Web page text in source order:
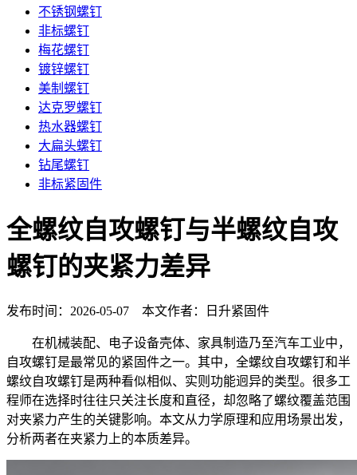
不锈钢螺钉
非标螺钉
梅花螺钉
镀锌螺钉
美制螺钉
达克罗螺钉
热水器螺钉
大扁头螺钉
钻尾螺钉
非标紧固件
全螺纹自攻螺钉与半螺纹自攻
螺钉的夹紧力差异
发布时间：2026-05-07 本文作者：日升紧固件
在机械装配、电子设备壳体、家具制造乃至汽车工业中，
自攻螺钉是最常见的紧固件之一。其中，全螺纹自攻螺钉和半
螺纹自攻螺钉是两种看似相似、实则功能迥异的类型。很多工
程师在选择时往往只关注长度和直径，却忽略了螺纹覆盖范围
对夹紧力产生的关键影响。本文从力学原理和应用场景出发，
分析两者在夹紧力上的本质差异。